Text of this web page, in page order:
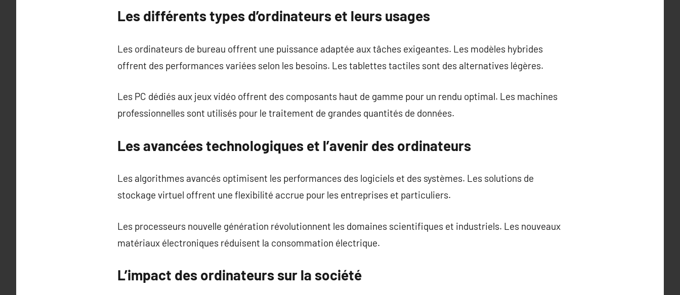
Les différents types d’ordinateurs et leurs usages
Les ordinateurs de bureau offrent une puissance adaptée aux tâches exigeantes. Les modèles hybrides
offrent des performances variées selon les besoins. Les tablettes tactiles sont des alternatives légères.
Les PC dédiés aux jeux vidéo offrent des composants haut de gamme pour un rendu optimal. Les machines
professionnelles sont utilisés pour le traitement de grandes quantités de données.
Les avancées technologiques et l’avenir des ordinateurs
Les algorithmes avancés optimisent les performances des logiciels et des systèmes. Les solutions de
stockage virtuel offrent une flexibilité accrue pour les entreprises et particuliers.
Les processeurs nouvelle génération révolutionnent les domaines scientifiques et industriels. Les nouveaux
matériaux électroniques réduisent la consommation électrique.
L’impact des ordinateurs sur la société